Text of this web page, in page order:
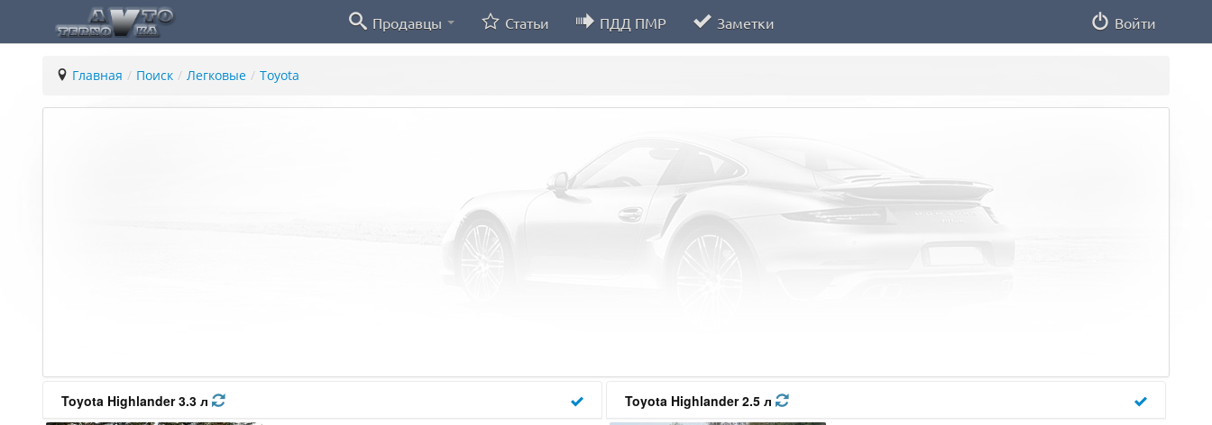
Войти
Продавцы Статьи ПДД ПМР Заметки
Главная / Поиск / Легковые / Toyota
Toyota Highlander 3.3 л Toyota Highlander 2.5 л